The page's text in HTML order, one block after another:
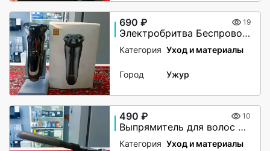
690 ₽ 19
Электробритва Беспроводная Pinjing ES3
Категория Уход и материалы
Город Ужур
490 ₽ 10
Выпрямитель для волос Sonar
Категория Уход и материалы